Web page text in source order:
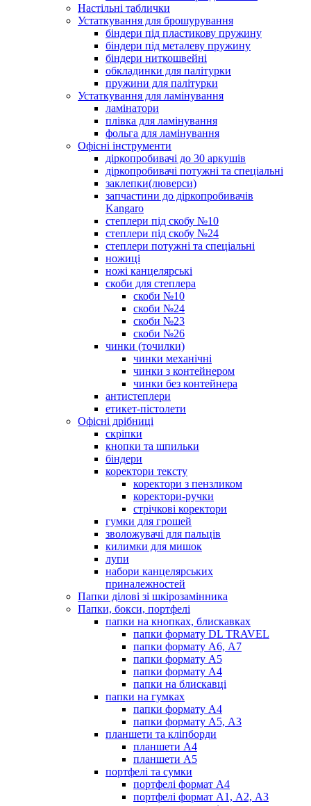
Настільні таблички
Устаткування для брошурування
біндери під пластикову пружину
біндери під металеву пружину
біндери ниткошвейні
обкладинки для палітурки
пружини для палітурки
Устаткування для ламінування
ламінатори
плівка для ламінування
фольга для ламінування
Офісні інструменти
діркопробивачі до 30 аркушів
діркопробивачі потужні та спеціальні
заклепки(люверси)
запчастини до діркопробивачів
Kangaro
степлери під скобу №10
степлери під скобу №24
степлери потужні та спеціальні
ножиці
ножі канцелярські
скоби для степлера
скоби №10
скоби №24
скоби №23
скоби №26
чинки (точилки)
чинки механічні
чинки з контейнером
чинки без контейнера
антистеплери
етикет-пістолети
Офісні дрібниці
скріпки
кнопки та шпильки
біндери
коректори тексту
коректори з пензликом
коректори-ручки
стрічкові коректори
гумки для грошей
зволожувачі для пальців
килимки для мишок
лупи
набори канцелярських
приналежностей
Папки ділові зі шкірозамінника
Папки, бокси, портфелі
папки на кнопках, блискавках
папки формату DL TRAVEL
папки формату А6, А7
папки формату А5
папки формату А4
папки на блискавці
папки на гумках
папки формату А4
папки формату А5, А3
планшети та кліпборди
планшети А4
планшети А5
портфелі та сумки
портфелі формат А4
портфелі формат А1, А2, А3